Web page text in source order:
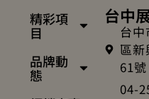
精彩項
目
品牌動
態
台中
台
區新
61號
04-